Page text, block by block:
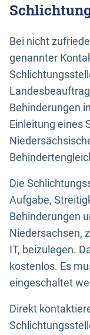
Bei nicht
genannter
Behinderungen
Einleitung eines
Die
Aufgabe,
Behinderungen
Niedersachsen,
IT, beizulegen.
kostenlos. Es
eingeschaltet
Direkt